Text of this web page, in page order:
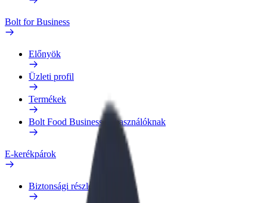
Bolt for Business
Előnyök
Üzleti profil
Termékek
Bolt Food Business felhasználóknak
E-kerékpárok
Biztonsági részleg